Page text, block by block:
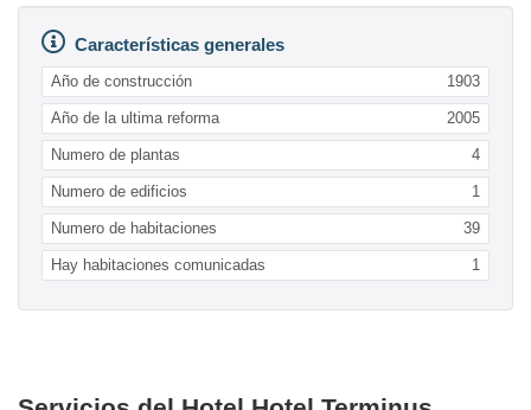
Características generales
Año de construcción 1903
Año de la ultima reforma 2005
Numero de plantas 4
Numero de edificios 1
Numero de habitaciones 39
Hay habitaciones comunicadas 1